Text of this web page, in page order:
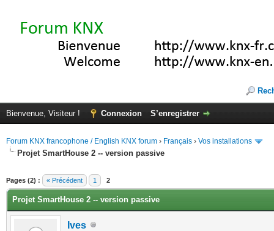
Bienvenue, Visiteur ! Connexion S’enregistrer
Forum KNX francophone / English KNX forum › Français › Vos installations
Projet SmartHouse 2 -- version passive
Pages (2) : « Précédent 1 2
Projet SmartHouse 2 -- version passive
Ives